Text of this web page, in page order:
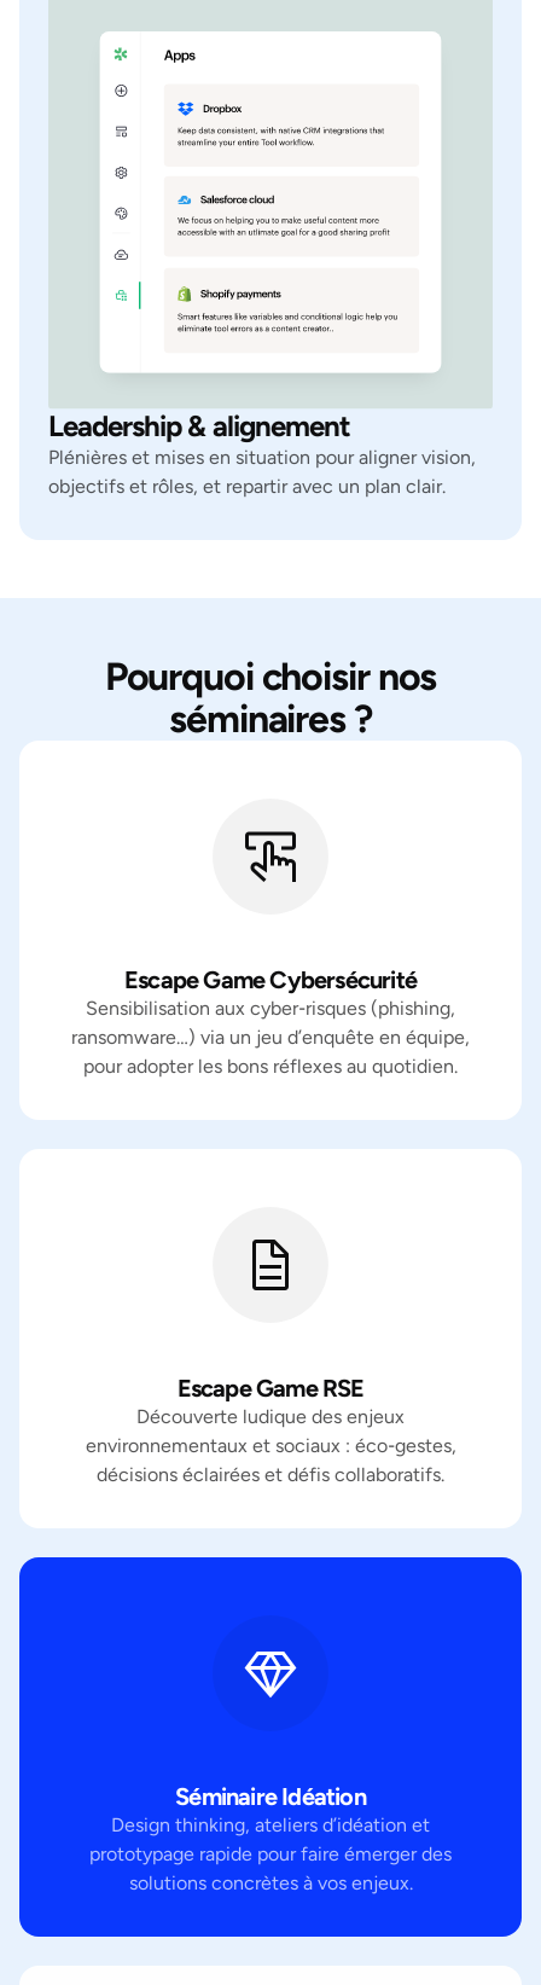
Leadership & alignement
Plénières et mises en situation pour aligner vision,
objectifs et rôles, et repartir avec un plan clair.
Pourquoi choisir nos
séminaires ?
Escape Game Cybersécurité
Sensibilisation aux cyber‑risques (phishing,
ransomware…) via un jeu d’enquête en équipe,
pour adopter les bons réflexes au quotidien.
Escape Game RSE
Découverte ludique des enjeux
environnementaux et sociaux : éco‑gestes,
décisions éclairées et défis collaboratifs.
Séminaire Idéation
Design thinking, ateliers d’idéation et
prototypage rapide pour faire émerger des
solutions concrètes à vos enjeux.